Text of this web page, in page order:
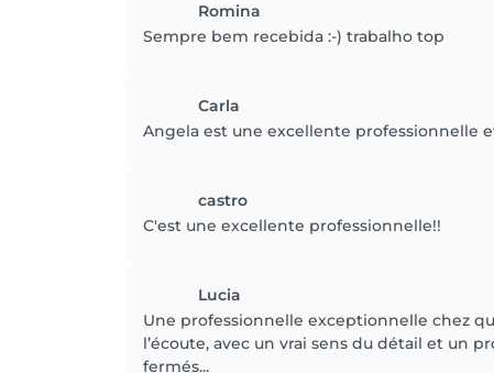
Romina
Sempre bem recebida :-) trabalho top
Carla
Angela est une excellente professionnelle
castro
C'est une excellente professionnelle!!
Lucia
Une professionnelle exceptionnelle chez
l’écoute, avec un vrai sens du détail et un
fermés...